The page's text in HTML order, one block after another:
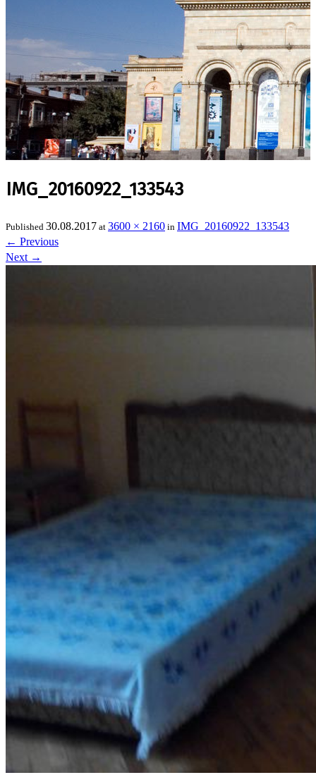
IMG_20160922_133543
Published 30.08.2017 at 3600 × 2160 in IMG_20160922_133543
← Previous
Next →